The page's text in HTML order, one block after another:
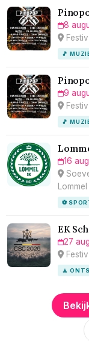
8
🎵
9
🎵
16
Lommel
⚽
EK
27
🧘